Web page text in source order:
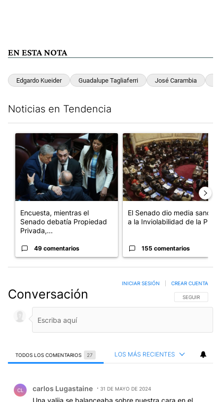
EN ESTA NOTA
Edgardo Kueider Guadalupe Tagliaferri José Carambia
Noticias en Tendencia
Un artículo de tendencia con el título "Encuesta, mientras el
Encuesta, mientras el
Senado debatía Propiedad
Privada,...
49 comentarios
Un artículo de tendencia con
El Senado dio media sanción
a la Inviolabilidad de la P...
155 comentarios
Conversación SIGA ESTA
SEGUIR
INICIAR SESIÓN CREAR CUENTA
TODOS LOS COMENTARIOS 27 LOS MÁS RECIENTES
CL carlos Lugastaine 31 DE MAYO DE 2024